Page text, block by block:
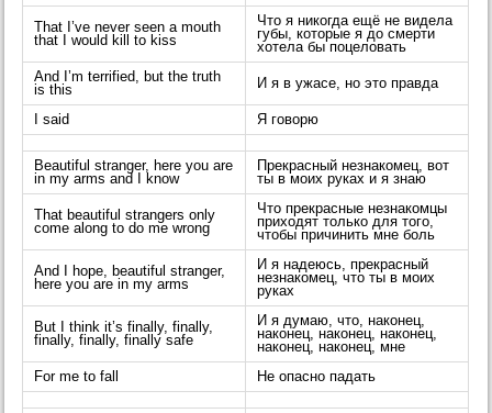
That I’ve never seen a mouth
that I would kill to kiss
Что я никогда ещё не видела
губы, которые я до смерти
хотела бы поцеловать
And I’m terrified, but the truth
is this
И я в ужасе, но это правда
I said Я говорю
Beautiful stranger, here you are
in my arms and I know
Прекрасный незнакомец, вот
ты в моих руках и я знаю
That beautiful strangers only
come along to do me wrong
Что прекрасные незнакомцы
приходят только для того,
чтобы причинить мне боль
And I hope, beautiful stranger,
here you are in my arms
И я надеюсь, прекрасный
незнакомец, что ты в моих
руках
But I think it’s finally, finally,
finally, finally, finally safe
И я думаю, что, наконец,
наконец, наконец, наконец,
наконец, наконец, мне
For me to fall
Не опасно падать